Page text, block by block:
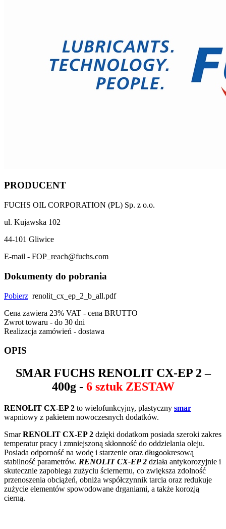
PRODUCENT
FUCHS OIL CORPORATION (PL) Sp. z o.o.
ul. Kujawska 102
44-101 Gliwice
E-mail - FOP_reach@fuchs.com
Dokumenty do pobrania
Pobierz renolit_cx_ep_2_b_all.pdf
Cena zawiera 23% VAT - cena BRUTTO
Zwrot towaru - do 30 dni
Realizacja zamówień - dostawa
OPIS
SMAR FUCHS RENOLIT CX-EP 2 –
400g - 6 sztuk ZESTAW
RENOLIT CX-EP 2 to wielofunkcyjny, plastyczny smar
wapniowy z pakietem nowoczesnych dodatków.
Smar RENOLIT CX-EP 2 dzięki dodatkom posiada szeroki zakres
temperatur pracy i zmniejszoną skłonność do oddzielania oleju.
Posiada odporność na wodę i starzenie oraz długookresową
stabilność parametrów. RENOLIT CX-EP 2 działa antykorozyjnie i
skutecznie zapobiega zużyciu ściernemu, co zwiększa zdolność
przenoszenia obciążeń, obniża współczynnik tarcia oraz redukuje
zużycie elementów spowodowane drganiami, a także korozją
cierną.